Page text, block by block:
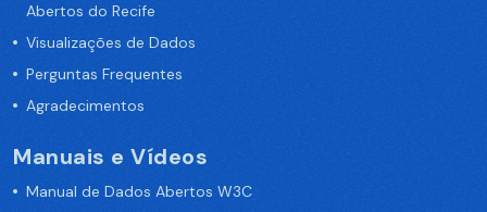
Abertos do Recife
Visualizações de Dados
Perguntas Frequentes
Agradecimentos
Manuais e Vídeos
Manual de Dados Abertos W3C